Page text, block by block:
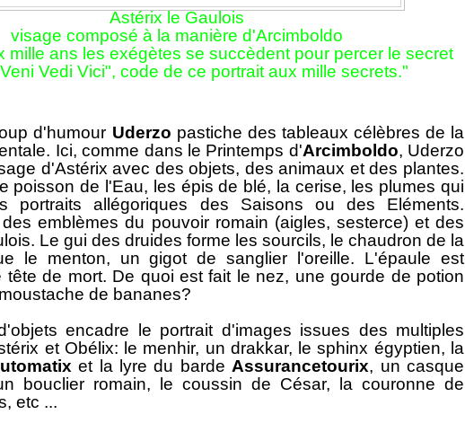
Astérix le Gaulois
visage composé à la manière d'Arcimboldo
mille ans les exégètes se succèdent pour percer le secret
Vedi Vici", code de ce portrait aux mille secrets."
d'humour Uderzo pastiche des tableaux célèbres de la
Ici, comme dans le Printemps d'Arcimboldo, Uderzo
d'Astérix avec des objets, des animaux et des plantes.
poisson de l'Eau, les épis de blé, la cerise, les plumes qui
portraits allégoriques des Saisons ou des Eléments.
emblèmes du pouvoir romain (aigles, sesterce) et des
Le gui des druides forme les sourcils, le chaudron de la
le menton, un gigot de sanglier l'oreille. L'épaule est
tête de mort. De quoi est fait le nez, une gourde de potion
de bananes?
encadre le portrait d'images issues des multiples
et Obélix: le menhir, un drakkar, le sphinx égyptien, la
et la lyre du barde Assurancetourix, un casque
bouclier romain, le coussin de César, la couronne de
etc ...